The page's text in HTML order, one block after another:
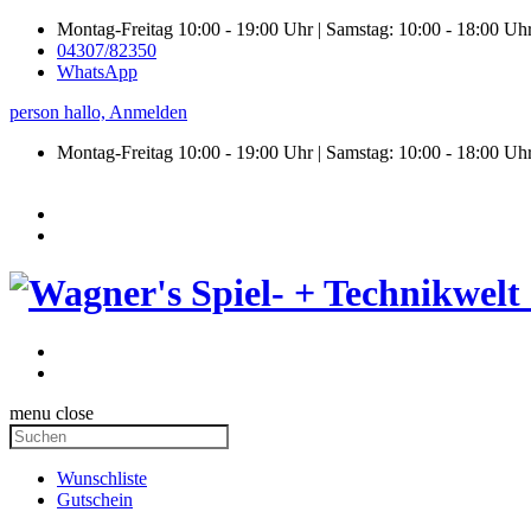
Montag-Freitag 10:00 - 19:00 Uhr | Samstag: 10:00 - 18:00
04307/82350
WhatsApp
person hallo, Anmelden
Montag-Freitag 10:00 - 19:00 Uhr | Samstag: 10:00 - 18:00
menu close
Wunschliste
Gutschein